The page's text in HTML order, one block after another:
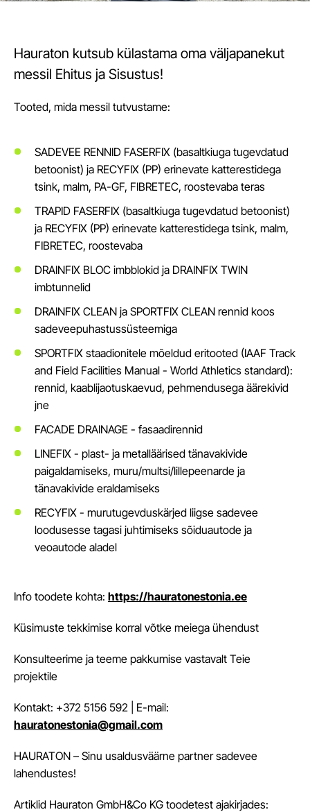
Hauraton kutsub külastama oma väljapanekut
messil Ehitus ja Sisustus!
Tooted, mida messil tutvustame:
SADEVEE RENNID FASERFIX (basaltkiuga tugevdatud
betoonist) ja RECYFIX (PP) erinevate katterestidega
tsink, malm, PA-GF, FIBRETEC, roostevaba teras
TRAPID FASERFIX (basaltkiuga tugevdatud betoonist)
ja RECYFIX (PP) erinevate katterestidega tsink, malm,
FIBRETEC, roostevaba
DRAINFIX BLOC imbblokid ja DRAINFIX TWIN
imbtunnelid
DRAINFIX CLEAN ja SPORTFIX CLEAN rennid koos
sadeveepuhastussüsteemiga
SPORTFIX staadionitele mõeldud eritooted (IAAF Track
and Field Facilities Manual - World Athletics standard):
rennid, kaablijaotuskaevud, pehmendusega äärekivid
jne
FACADE DRAINAGE - fasaadirennid
LINEFIX - plast- ja metalläärised tänavakivide
paigaldamiseks, muru/multsi/lillepeenarde ja
tänavakivide eraldamiseks
RECYFIX - murutugevduskärjed liigse sadevee
loodusesse tagasi juhtimiseks sõiduautode ja
veoautode aladel
Info toodete kohta: https://hauratonestonia.ee
Küsimuste tekkimise korral võtke meiega ühendust
Konsulteerime ja teeme pakkumise vastavalt Teie
projektile
Kontakt: +372 5156 592 | E-mail:
hauratonestonia@gmail.com
HAURATON – Sinu usaldusväärne partner sadevee
lahendustes!
Artiklid Hauraton GmbH&Co KG toodetest ajakirjades: